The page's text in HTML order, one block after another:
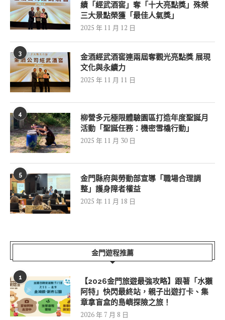
績「經武酒窖」奪「十大亮點獎」殊榮
三大景點榮獲「最佳人氣獎」
2025 年 11 月 12 日
3
金酒經武酒窖連兩屆奪觀光亮點獎 展現
文化與永續力
2025 年 11 月 11 日
4
柳營多元極限體驗園區打造年度聖誕月
活動「聖誕任務：機密雪橇行動」
2025 年 11 月 30 日
5
金門縣府與勞動部宣導「職場合理調
整」護身障者權益
2025 年 11 月 18 日
金門遊程推薦
1
【2026金門旅遊最強攻略】跟著「水獺
阿特」快閃最終站，親子出遊打卡、集
章拿盲盒的島嶼探險之旅！
2026 年 7 月 8 日